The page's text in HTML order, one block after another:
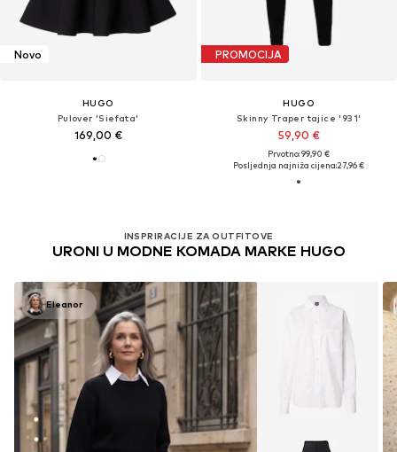
Novo
HUGO
Pulover 'Siefata'
169,00 €
PROMOCIJA
HUGO
Skinny Traper tajice '931'
59,90 €
Prvotno: 99,90 €
Posljednja najniža cijena:27,96 €
INSPRIRACIJE ZA OUTFITOVE
URONI U MODNE KOMADA MARKE HUGO
Eleanor